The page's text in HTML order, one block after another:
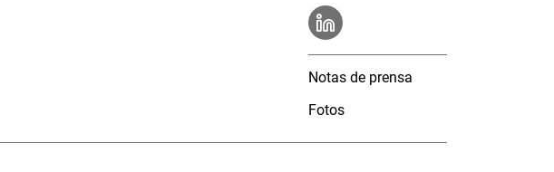
Notas de prensa
Fotos